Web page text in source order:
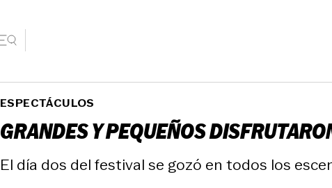
ESPECTÁCULOS
GRANDES Y PEQUEÑOS
El día dos del festival se gozó en todos los